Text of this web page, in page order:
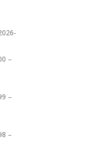
–
–
–